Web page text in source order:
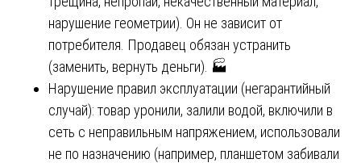
нарушение геометрии). Он не зависит от
потребителя. Продавец обязан устранить
(заменить, вернуть деньги). 🏭
Нарушение правил эксплуатации (негарантийный
случай): товар уронили, залили водой, включили в
сеть с неправильным напряжением, использовали
не по назначению (например, планшетом забивали